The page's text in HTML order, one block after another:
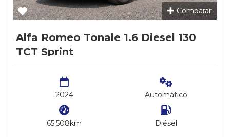
Comparar
Alfa Romeo Tonale 1.6 Diesel 130
TCT Sprint
2024
65.508km
Automático
Diésel